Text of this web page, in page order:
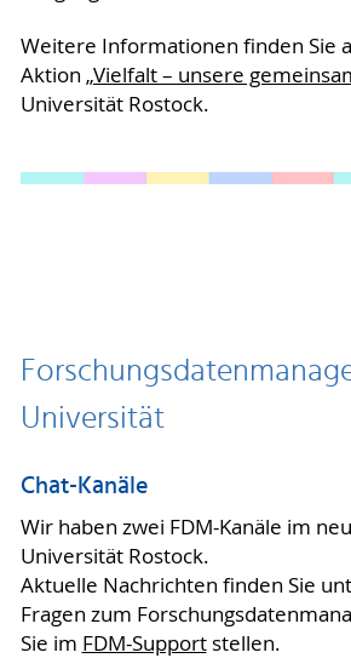
Weitere Informationen finden Sie
Aktion „Vielfalt – unsere
Universität Rostock.
Universität
Chat-Kanäle
Wir haben zwei FDM-Kanäle im
Universität Rostock.
Aktuelle Nachrichten finden Sie
Fragen zum
Sie im FDM-Supportstellen.